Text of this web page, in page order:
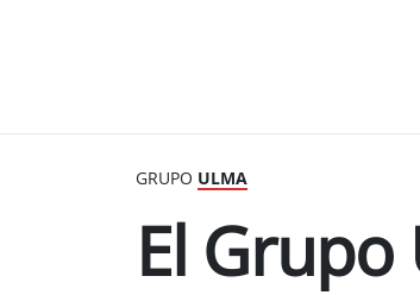
GRUPO ULMA
El